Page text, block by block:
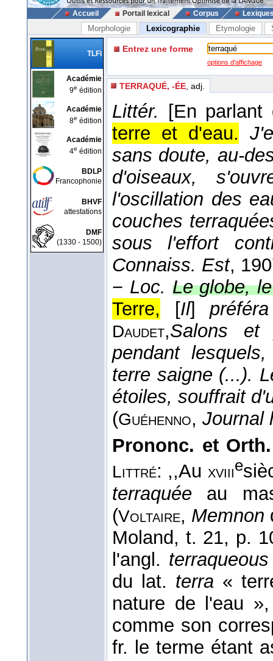
Accueil Portail lexical Corpus
Morphologie Lexicographie Etymologie
TLFi
Académie
9e édition
Académie
8e édition
Académie
4e édition
BDLP
Francophonie
BHVF
attestations
DMF
(1330 - 1500)
Entrez une forme
options d'affichage
TERRAQUÉ, -ÉE , adj.
Littér.
[En parlant
terre et d'eau.
sans doute, au-
d'oiseaux,
l'oscillation des
couches
sous l'effort
Connaiss. Est,
− Loc. Le globe,
Terre,
[Il]
Daudet,Salons et
pendant
terre saigne (...).
étoiles, souffrait
(Guéhenno, Journal
Prononc. et
Littré: ,,Au xviiie
terraquée au
(Voltaire, Memnon
Moland, t. 21, p.
l'angl. terraqueous
du lat. terra «
nature de l'eau
comme son
fr. le terme étant